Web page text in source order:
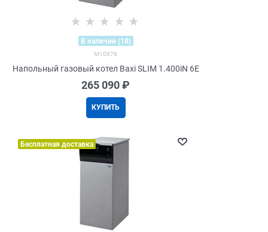
В наличии (18)
M10878
Напольный газовый котел Baxi SLIM 1.400iN 6E
265 090 ₽
КУПИТЬ
Бесплатная доставка